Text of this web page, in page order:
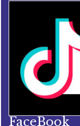
FaceBook